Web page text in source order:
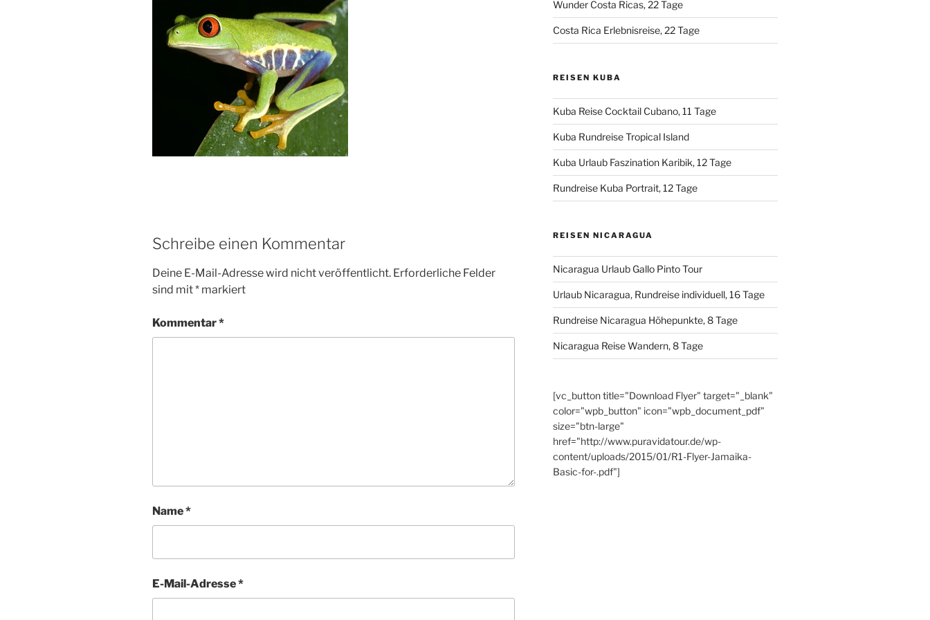
Schreibe einen Kommentar
Deine E-Mail-Adresse wird nicht veröffentlicht. Erforderliche Felder
sind mit* markiert
Kommentar*
Name*
E-Mail-Adresse*
Wunder Costa Ricas, 22 Tage
Costa Rica Erlebnisreise, 22 Tage
REISEN KUBA
Kuba Reise Cocktail Cubano, 11 Tage
Kuba Rundreise Tropical Island
Kuba Urlaub Faszination Karibik, 12 Tage
Rundreise Kuba Portrait, 12 Tage
REISEN NICARAGUA
Nicaragua Urlaub Gallo Pinto Tour
Urlaub Nicaragua, Rundreise individuell, 16 Tage
Rundreise Nicaragua Höhepunkte, 8 Tage
Nicaragua Reise Wandern, 8 Tage
[vc_button title="Download Flyer" target="_blank"
color="wpb_button" icon="wpb_document_pdf"
size="btn-large"
href="http://www.puravidatour.de/wp-
content/uploads/2015/01/R1-Flyer-Jamaika-
Basic-for-.pdf"]